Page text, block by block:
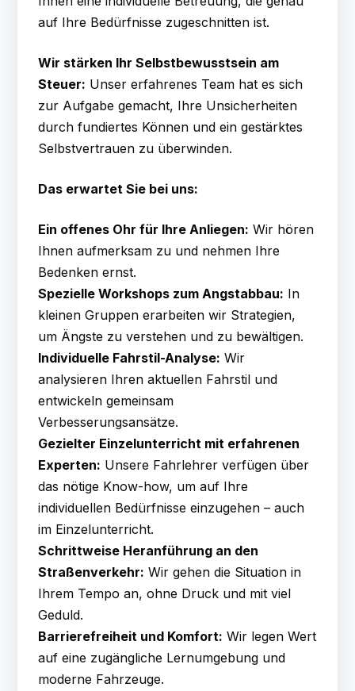
auf Ihre Bedürfnisse zugeschnitten ist.
Wir stärken Ihr Selbstbewusstsein am
Steuer: Unser erfahrenes Team hat es sich
zur Aufgabe gemacht, Ihre Unsicherheiten
durch fundiertes Können und ein gestärktes
Selbstvertrauen zu überwinden.
Das erwartet Sie bei uns:
Ein offenes Ohr für Ihre Anliegen: Wir hören
Ihnen aufmerksam zu und nehmen Ihre
Bedenken ernst.
Spezielle Workshops zum Angstabbau: In
kleinen Gruppen erarbeiten wir Strategien,
um Ängste zu verstehen und zu bewältigen.
Individuelle Fahrstil-Analyse: Wir
analysieren Ihren aktuellen Fahrstil und
entwickeln gemeinsam
Verbesserungsansätze.
Gezielter Einzelunterricht mit erfahrenen
Experten: Unsere Fahrlehrer verfügen über
das nötige Know-how, um auf Ihre
individuellen Bedürfnisse einzugehen – auch
im Einzelunterricht.
Schrittweise Heranführung an den
Straßenverkehr: Wir gehen die Situation in
Ihrem Tempo an, ohne Druck und mit viel
Geduld.
Barrierefreiheit und Komfort: Wir legen Wert
auf eine zugängliche Lernumgebung und
moderne Fahrzeuge.